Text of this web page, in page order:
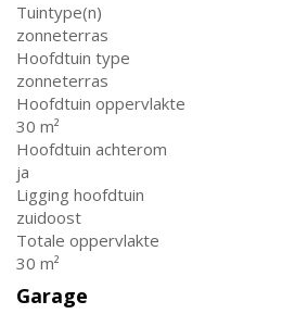
Tuintype(n)
zonneterras
Hoofdtuin type
zonneterras
Hoofdtuin oppervlakte
30 m²
Hoofdtuin achterom
ja
Ligging hoofdtuin
zuidoost
Totale oppervlakte
30 m²
Garage